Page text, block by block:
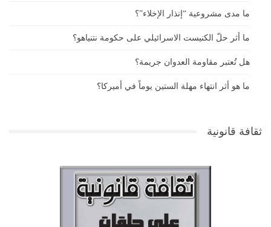
ما مدى مشروعية “إنذار الإخلاء”؟
ما أثر حلّ الكنيست الاسرائيلي على حكومة نتنياهو؟
هل تُعتبر مقاومة العدوان جريمة؟
ما هو أثر انتهاء مهلة الستين يوماً في أميركا؟
ثقافة قانونية